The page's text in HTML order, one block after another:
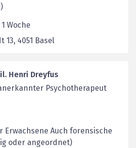
Woche
13, 4051 Basel
Henri Dreyfus
Psychotherapeut
Erwachsene Auch forensische
oder angeordnet)